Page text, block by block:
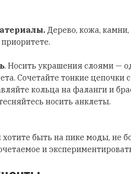
Дерево, кожа,
. Носить украшения слоями —
Сочетайте тонкие цепочки
кольца на фаланги и
носить анклеты.
хотите быть на пике моды, не
и